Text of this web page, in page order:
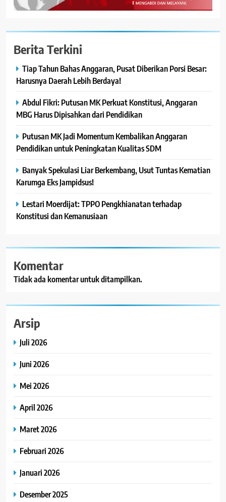
Berita Terkini
Tiap Tahun Bahas Anggaran, Pusat Diberikan Porsi Besar:
Harusnya Daerah Lebih Berdaya!
Abdul Fikri: Putusan MK Perkuat Konstitusi, Anggaran
MBG Harus Dipisahkan dari Pendidikan
Putusan MK Jadi Momentum Kembalikan Anggaran
Pendidikan untuk Peningkatan Kualitas SDM
Banyak Spekulasi Liar Berkembang, Usut Tuntas Kematian
Karumga Eks Jampidsus!
Lestari Moerdijat: TPPO Pengkhianatan terhadap
Konstitusi dan Kemanusiaan
Komentar
Tidak ada komentar untuk ditampilkan.
Arsip
Juli 2026
Juni 2026
Mei 2026
April 2026
Maret 2026
Februari 2026
Januari 2026
Desember 2025